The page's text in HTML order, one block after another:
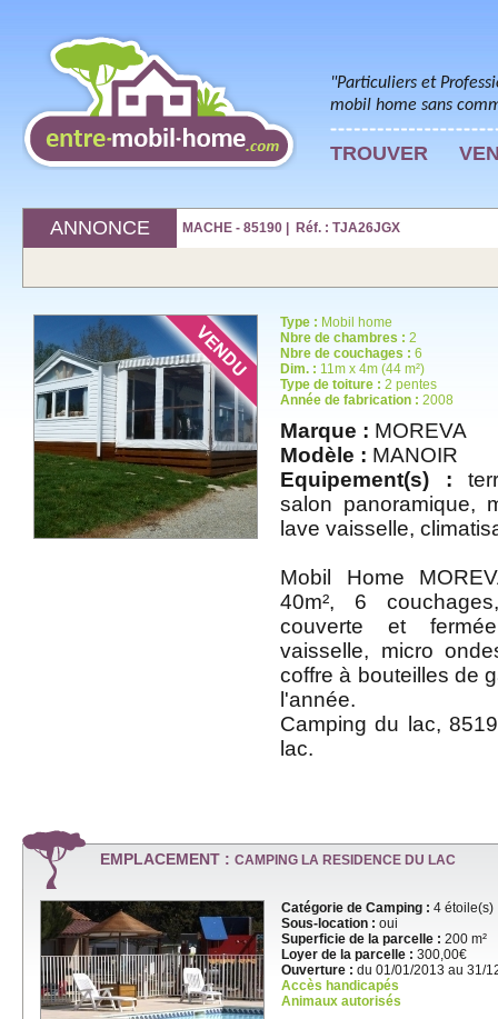
"Particuliers et
mobil home sans
TROUVER
ANNONCE MACHE - 85190 | Réf. : TJA26JGX
Type : Mobil home
Nbre de chambres : 2
Nbre de couchages : 6
Dim. : 11m x 4m (44 m²)
Type de toiture : 2 pentes
Année de fabrication : 2008
Marque : MOREVA
Modèle : MANOIR
Equipement(s) :
salon panoramique,
lave vaisselle,
Mobil Home
40m², 6
couverte et
vaisselle, micro
coffre à bouteilles de
l'année.
Camping du lac,
lac.
EMPLACEMENT : CAMPING LA RESIDENCE DU LAC
Catégorie de Camping : 4 étoile(s)
Sous-location : oui
Superficie de la parcelle : 200 m²
Loyer de la parcelle : 300,00€
Ouverture : du 01/01/2013 au 31/
Accès handicapés
Animaux autorisés